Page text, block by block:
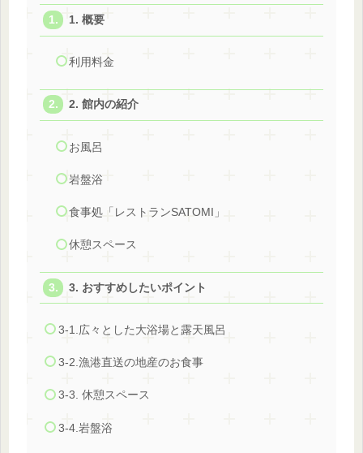
1. 概要
利用料金
2. 館内の紹介
お風呂
岩盤浴
食事処「レストランSATOMI」
休憩スペース
3. おすすめしたいポイント
3-1.広々とした大浴場と露天風呂
3-2.漁港直送の地産のお食事
3-3. 休憩スペース
3-4.岩盤浴